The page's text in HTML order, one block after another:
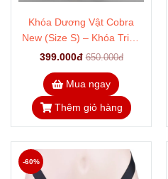
Khóa Dương Vật Cobra
New (Size S) – Khóa Trinh
Tiết Nam Nhỏ Gọn
399.000đ 650.000đ
Mua ngay
Thêm giỏ hàng
-60%